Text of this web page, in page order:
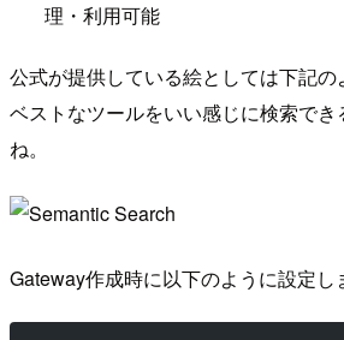
理・利用可能
公式が提供している絵としては下記の
ベストなツールをいい感じに検索で
ね。
Gateway作成時に以下のように設定し